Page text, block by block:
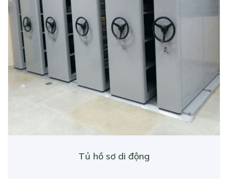
Tủ hồ sơ di động